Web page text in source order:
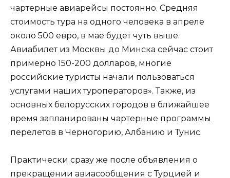
чартерные авиарейсы постоянно. Средняя
стоимость тура на одного человека в апреле
около 500 евро, в мае будет чуть выше.
Авиабилет из Москвы до Минска сейчас стоит
примерно 150-200 долларов, многие
российские туристы начали пользоваться
услугами наших туроператоров». Также, из
основных белорусских городов в ближайшее
время запланированы чартерные программы
перелетов в Черногорию, Албанию и Тунис.
Практически сразу же после объявления о
прекращении авиасообщения с Турцией и